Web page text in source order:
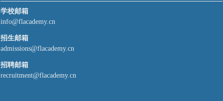
学校邮箱
info@flacademy.cn
招生邮箱
admissions@flacademy.cn
招聘邮箱
recruitment@flacademy.cn